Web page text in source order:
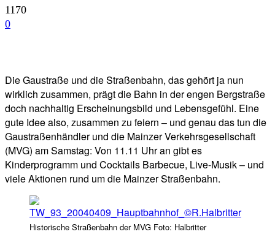
1170
0
Die Gaustraße und die Straßenbahn, das gehört ja nun
wirklich zusammen, prägt die Bahn in der engen Bergstraße
doch nachhaltig Erscheinungsbild und Lebensgefühl. Eine
gute Idee also, zusammen zu feiern – und genau das tun die
Gaustraßenhändler und die Mainzer Verkehrsgesellschaft
(MVG) am Samstag: Von 11.11 Uhr an gibt es
Kinderprogramm und Cocktails Barbecue, Live-Musik – und
viele Aktionen rund um die Mainzer Straßenbahn.
Historische Straßenbahn der MVG Foto: Halbritter